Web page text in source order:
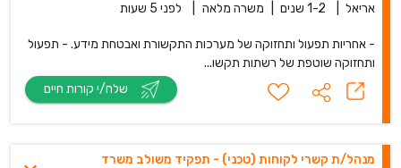
אריאל 1-2 שנים משרה מלאה לפני 5 שעות
- אחריות תפעול ותחזוקה של מערכות התקשורת ואבטחת מידע. - תפעול
ותחזוקה שוטפת של רשתות תקשו...
מנהל/ת קשרי לקוחות (טכני) - תפקיד משולב מש‎רד